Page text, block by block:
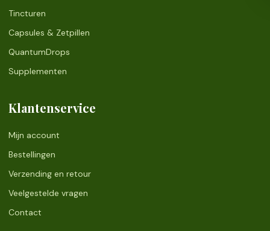
Tincturen
Capsules & Zetpillen
QuantumDrops
Supplementen
Klantenservice
Mijn account
Bestellingen
Verzending en retour
Veelgestelde vragen
Contact